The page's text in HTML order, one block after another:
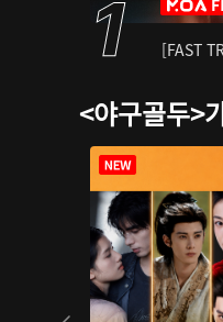
[FAST
<야구골두>